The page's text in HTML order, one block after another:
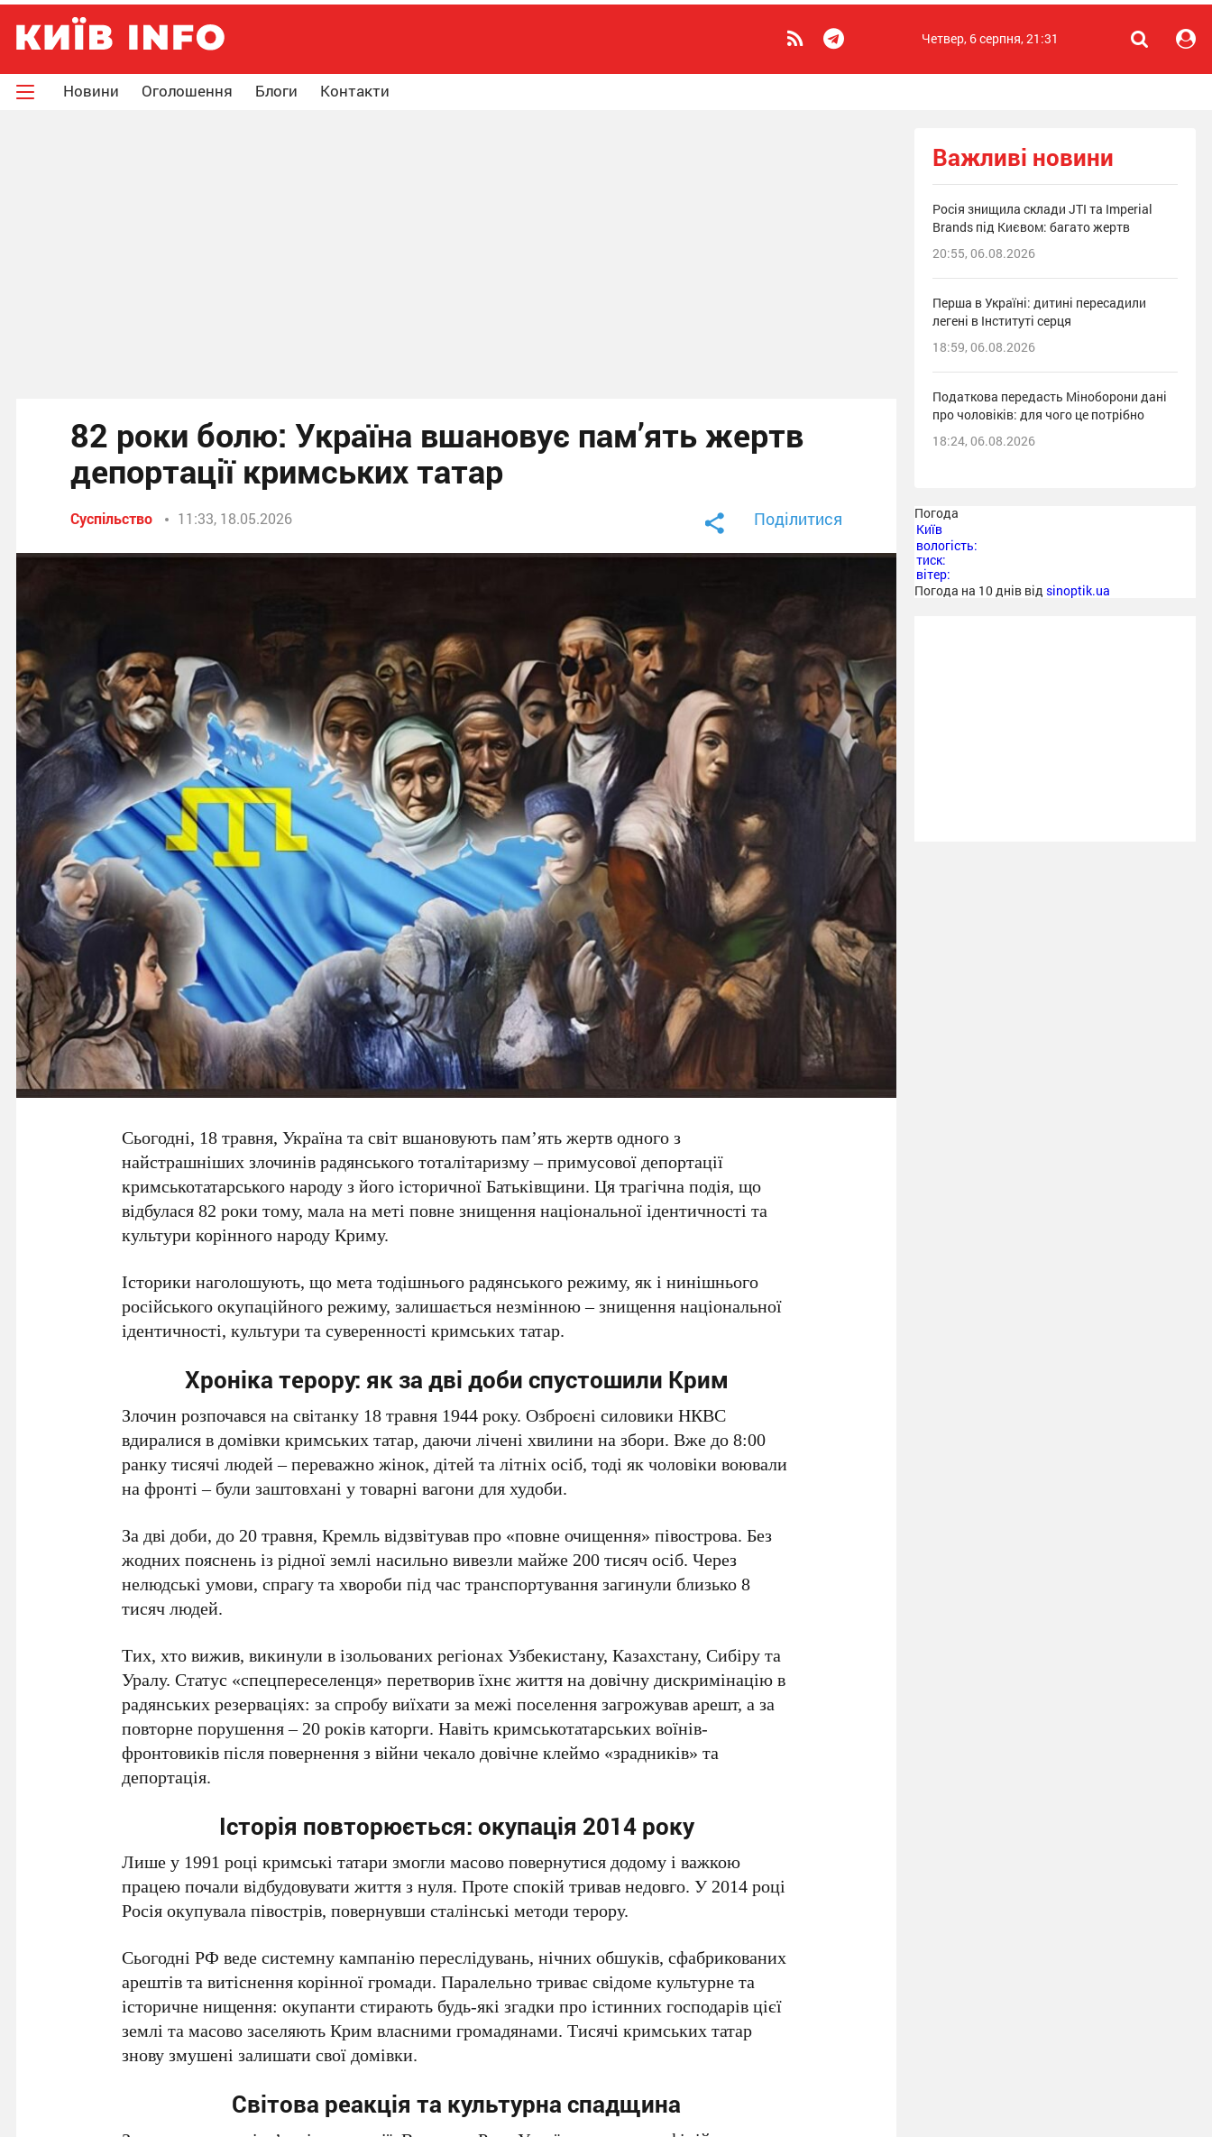
Четвер, 6 серпня, 21:31
Новини Оголошення Блоги Контакти
82 роки болю: Україна вшановує пам’ять жертв
депортації кримських татар
Суспільство 11:33, 18.05.2026 Поділитися
Сьогодні, 18 травня, Україна та світ вшановують пам’ять жертв одного з
найстрашніших злочинів радянського тоталітаризму – примусової депортації
кримськотатарського народу з його історичної Батьківщини. Ця трагічна подія, що
відбулася82 рокитому, мала на меті повне знищення національної ідентичності та
культури корінного народу Криму.
Історики наголошують, що мета тодішнього радянського режиму, як і нинішнього
російського окупаційного режиму, залишається незмінною – знищення національної
ідентичності, культури та суверенності кримських татар.
Хроніка терору: як за дві доби спустошили Крим
Злочин розпочався на світанку 18 травня 1944 року. Озброєні силовикиНКВС
вдиралися в домівки кримських татар, даючи лічені хвилини на збори. Вже до8:00
ранкутисячі людей – переважно жінок, дітей та літніх осіб, тоді як чоловіки воювали
на фронті – були заштовхані у товарні вагони для худоби.
Задві доби, до20 травня, Кремль відзвітував про «повне очищення» півострова. Без
жодних пояснень із рідної землі насильно вивезли майже200 тисяч осіб. Через
нелюдські умови, спрагу та хвороби під час транспортування загинули близько8
тисяч людей.
Тих, хто вижив, викинули в ізольованих регіонахУзбекистану,Казахстану,Сибірута
Уралу. Статус «спецпереселенця» перетворив їхнє життя на довічну дискримінацію в
радянських резерваціях: за спробу виїхати за межі поселення загрожував арешт, а за
повторне порушення –20 років каторги. Навіть кримськотатарських воїнів-
фронтовиків після повернення з війни чекало довічне клеймо «зрадників» та
депортація.
Історія повторюється: окупація 2014 року
Лише у 1991 році кримські татари змогли масово повернутися додому і важкою
працею почали відбудовувати життя з нуля. Проте спокій тривав недовго. У2014 році
Росія окупувала півострів, повернувши сталінські методи терору.
СьогодніРФ веде системну кампанію переслідувань, нічних обшуків, сфабрикованих
арештів та витіснення корінної громади. Паралельно триває свідоме культурне та
історичне нищення: окупанти стирають будь-які згадки про істинних господарів цієї
землі та масово заселяютьКрим власними громадянами. Тисячі кримських татар
знову змушені залишати свої домівки.
Світова реакція та культурна спадщина
Важливі новини
Росія знищила склади JTI та Imperial
Brands під Києвом: багато жертв
20:55, 06.08.2026
Перша в Україні: дитині пересадили
легені в Інституті серця
18:59, 06.08.2026
Податкова передасть Міноборони дані
про чоловіків: для чого це потрібно
18:24, 06.08.2026
Погода
Київ
вологість:
тиск:
вітер:
Погода на 10 днів від sinoptik.ua